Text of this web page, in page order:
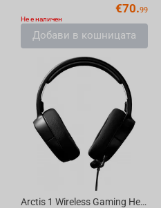
€70.99
Не е наличен
Добави в кошницата
Arctis 1 Wireless Gaming Headset SteelSeries